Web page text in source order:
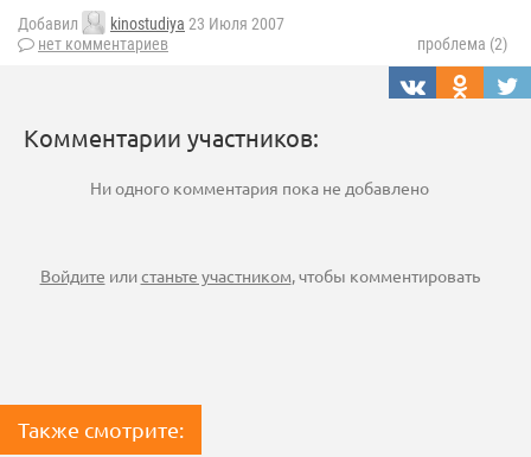
Добавил kinostudiya 23 Июля 2007
нет комментариев
проблема (2)
Комментарии участников:
Ни одного комментария пока не добавлено
Войдите илистаньте участником, чтобы комментировать
Также смотрите: